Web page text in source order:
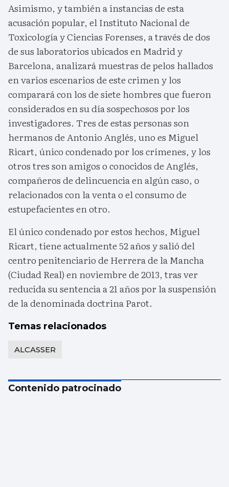
Asimismo, y también a instancias de esta
acusación popular, el Instituto Nacional de
Toxicología y Ciencias Forenses, a través de dos
de sus laboratorios ubicados en Madrid y
Barcelona, analizará muestras de pelos hallados
en varios escenarios de este crimen y los
comparará con los de siete hombres que fueron
considerados en su día sospechosos por los
investigadores. Tres de estas personas son
hermanos de Antonio Anglés, uno es Miguel
Ricart, único condenado por los crímenes, y los
otros tres son amigos o conocidos de Anglés,
compañeros de delincuencia en algún caso, o
relacionados con la venta o el consumo de
estupefacientes en otro.
El único condenado por estos hechos, Miguel
Ricart, tiene actualmente 52 años y salió del
centro penitenciario de Herrera de la Mancha
(Ciudad Real) en noviembre de 2013, tras ver
reducida su sentencia a 21 años por la suspensión
de la denominada doctrina Parot.
Temas relacionados
ALCASSER
Contenido patrocinado